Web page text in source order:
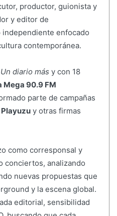
productor, guionista y
y editor de
independiente enfocado
contemporánea.
Un diario más y con 18
Mega 90.9 FM
parte de campañas
Playuzuy otras firmas
como corresponsal y
conciertos, analizando
nuevas propuestas que
y la escena global.
editorial, sensibilidad